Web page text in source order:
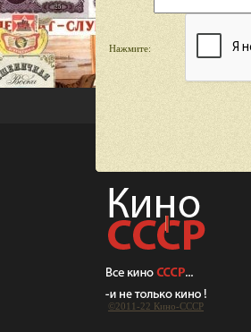
Нажмите:
©2011-22 Кино-СCCР